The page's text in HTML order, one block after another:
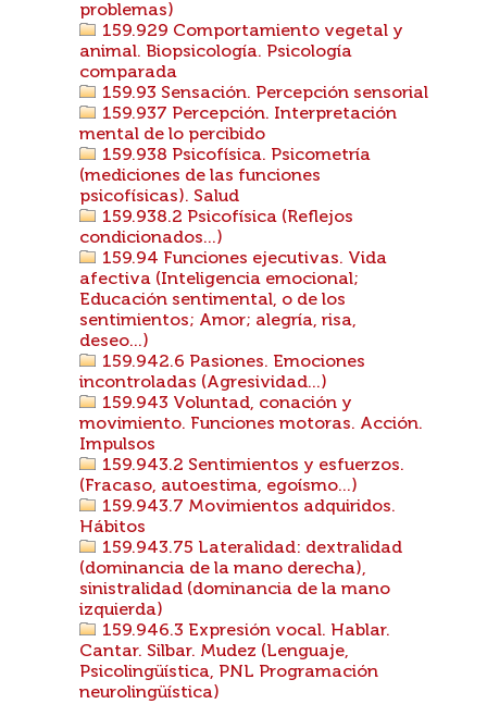
problemas)
159.929 Comportamiento vegetal y
animal. Biopsicología. Psicología
comparada
159.93 Sensación. Percepción sensorial
159.937 Percepción. Interpretación
mental de lo percibido
159.938 Psicofísica. Psicometría
(mediciones de las funciones
psicofísicas). Salud
159.938.2 Psicofísica (Reflejos
condicionados...)
159.94 Funciones ejecutivas. Vida
afectiva (Inteligencia emocional;
Educación sentimental, o de los
sentimientos; Amor; alegría, risa,
deseo...)
159.942.6 Pasiones. Emociones
incontroladas (Agresividad...)
159.943 Voluntad, conación y
movimiento. Funciones motoras. Acción.
Impulsos
159.943.2 Sentimientos y esfuerzos.
(Fracaso, autoestima, egoísmo...)
159.943.7 Movimientos adquiridos.
Hábitos
159.943.75 Lateralidad: dextralidad
(dominancia de la mano derecha),
sinistralidad (dominancia de la mano
izquierda)
159.946.3 Expresión vocal. Hablar.
Cantar. Silbar. Mudez (Lenguaje,
Psicolingüística, PNL Programación
neurolingüística)